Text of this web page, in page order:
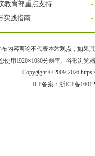
教育部重点支持
实践指南
内容言论不代表本站观点，如果
使用1920×1080分辨率、谷歌浏览
Copygight © 2009-2026
ICP备案： 浙ICP备